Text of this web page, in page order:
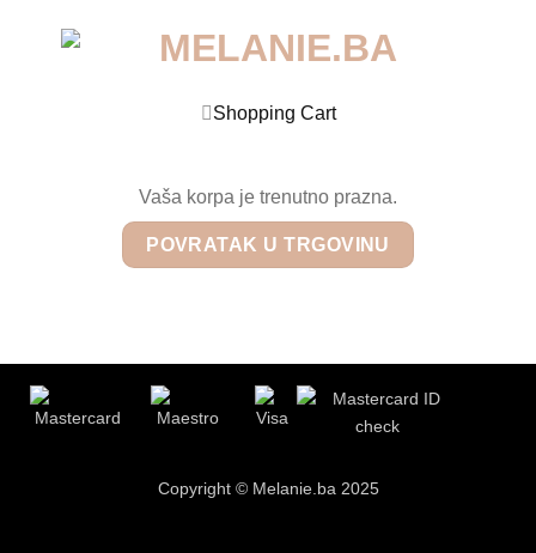
Shopping Cart
Vaša korpa je trenutno prazna.
POVRATAK U TRGOVINU
Copyright © Melanie.ba 2025